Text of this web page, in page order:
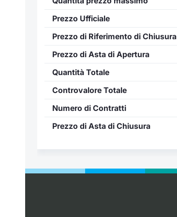
Prezzo Ufficiale
Prezzo di Riferimento di Chiusura
Prezzo di Asta di Apertura
Quantità Totale
Controvalore Totale
Numero di Contratti
Prezzo di Asta di Chiusura